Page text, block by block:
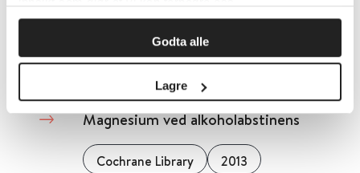
Godta alle
Lagre
Cochrane Library 2021
Detaljer
Magnesium ved alkoholabstinens
Cochrane Library 2013